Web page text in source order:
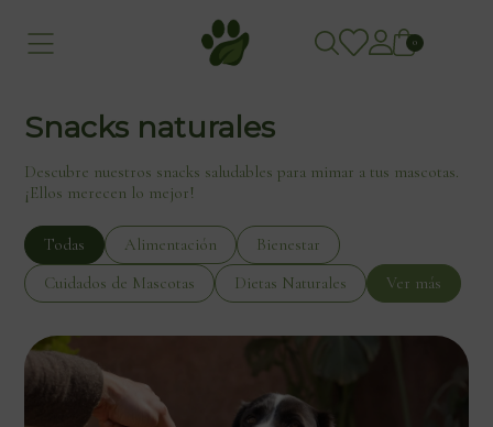
0
Snacks naturales
Descubre nuestros snacks saludables para mimar a tus mascotas.
¡Ellos merecen lo mejor!
Todas Alimentación
Bienestar
Cuidados de Mascotas
Dietas Naturales Ver más